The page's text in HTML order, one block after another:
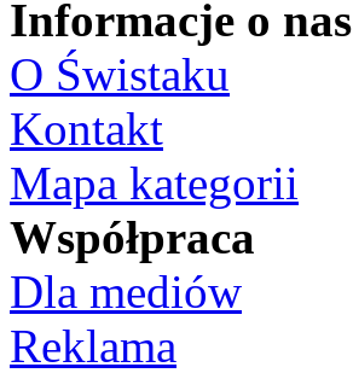
Informacje o nas
O Świstaku
Kontakt
Mapa kategorii
Współpraca
Dla mediów
Reklama